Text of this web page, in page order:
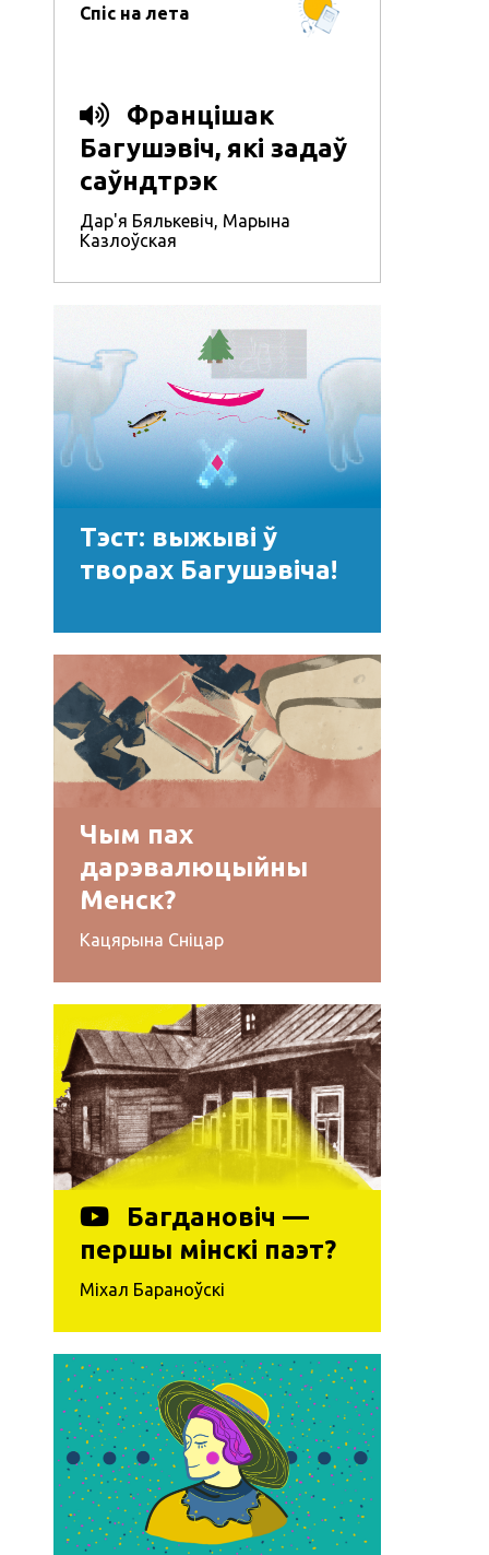
Спіс на лета
Францішак
Багушэвіч, які задаў
саўндтрэк
беларускай
літаратуры
Дар'я Бялькевіч, Марына
Казлоўская
Тэст: выжыві ў
творах Багушэвіча!
Чым пах
дарэвалюцыйны
Менск?
Кацярына Сніцар
Багдановіч —
першы мінскі паэт?
Міхал Бараноўскі